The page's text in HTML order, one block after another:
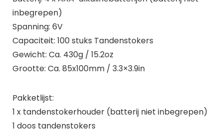
inbegrepen)
Spanning: 6V
Capaciteit: 100 stuks Tandenstokers
Gewicht: Ca. 430g / 15.2oz
Grootte: Ca. 85x100mm / 3.3×3.9in
Pakketlijst:
1 x tandenstokerhouder (batterij niet inbegrepen)
1 doos tandenstokers